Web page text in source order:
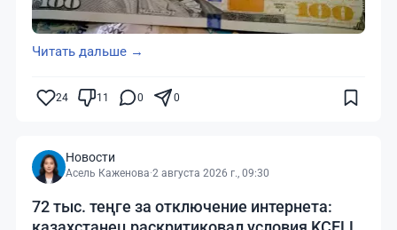
Читать дальше →
24 11 0 0
Новости
Асель Каженова·2 августа 2026 г., 09:30
72 тыс. теңге за отключение интернета: